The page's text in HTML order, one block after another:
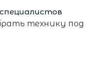
технику под